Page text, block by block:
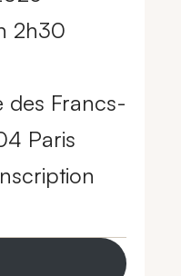
2h30
des Francs-
Paris